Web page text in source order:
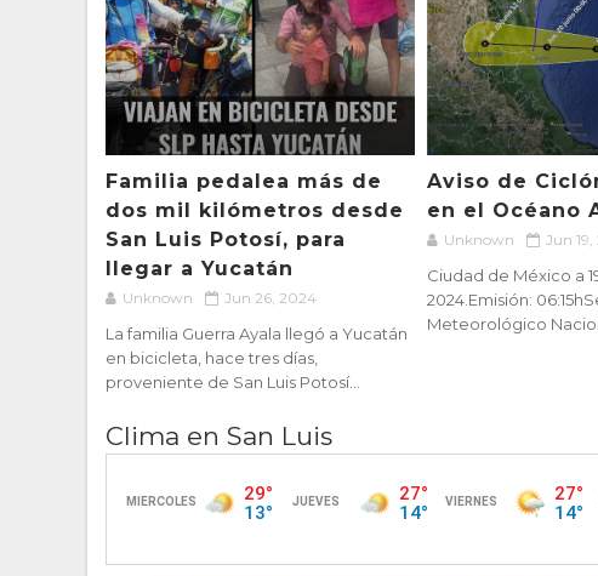
Familia pedalea más de
dos mil kilómetros desde
San Luis Potosí, para
llegar a Yucatán
Unknown Jun 26, 2024
La familia Guerra Ayala llegó a Yucatán
en bicicleta, hace tres días,
proveniente de San Luis Potosí...
Aviso de
en el Océano
Unknown Jun
Ciudad de México a
2024.Emisión:
Meteorológico
Clima en San Luis